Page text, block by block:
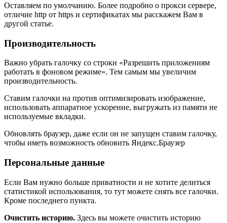
Оставляем по умолчанию. Более подробно о прокси сервере,
отличие http от https и сертификатах мы расскажем Вам в
другой статье.
Производительность
Важно убрать галочку со строки «Разрешить приложениям
работать в фоновом режиме». Тем самым мы увеличим
производительность.
Ставим галочки на против оптимизировать изображение,
использовать аппаратное ускорение, выгружать из памяти не
используемые вкладки.
Обновлять браузер, даже если он не запущен ставим галочку,
чтобы иметь возможность обновить Яндекс.Браузер
Персональные данные
Если Вам нужно больше приватности и не хотите делиться
статистикой использования, то тут можете снять все галочки.
Кроме последнего пункта.
Очистить историю. Здесь вы можете очистить историю